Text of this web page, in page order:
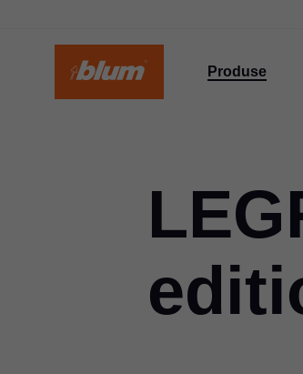
Produse